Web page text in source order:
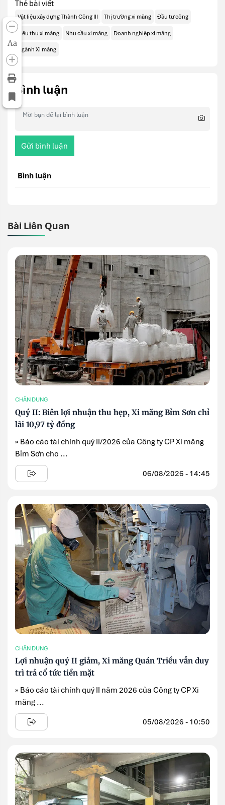
Aa
Thẻ bài viết
Vật liệu xây dựng Thành Công III Thị trường xi măng Đầu tư công
Tiêu thụ xi măng Nhu cầu xi măng Doanh nghiệp xi măng
Ngành Xi măng
Bình luận
Gửi bình luận
Bình luận
Bài Liên Quan
CHÂN DUNG
Quý II: Biên lợi nhuận thu hẹp, Xi măng Bỉm Sơn chỉ
lãi 10,97 tỷ đồng
» Báo cáo tài chính quý II/2026 của Công ty CP Xi măng
Bỉm Sơn cho ...
06/08/2026 - 14:45
CHÂN DUNG
Lợi nhuận quý II giảm, Xi măng Quán Triều vẫn duy
trì trả cổ tức tiền mặt
» Báo cáo tài chính quý II năm 2026 của Công ty CP Xi
măng ...
05/08/2026 - 10:50